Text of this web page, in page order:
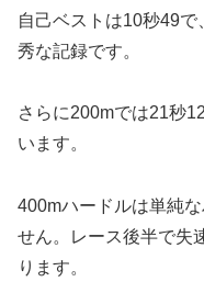
自己ベストは10秒49
秀な記録です。
さらに200mでは21秒
います。
400mハードルは単純
せん。レース後半で失
ります。